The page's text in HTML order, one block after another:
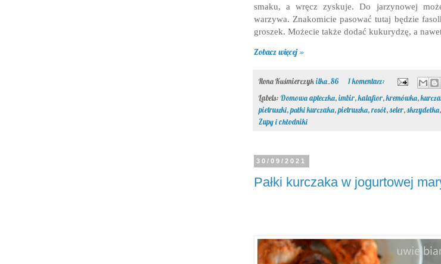
smaku, a wręcz zyskuje. Do jarzynowej
warzywa. Znakomicie pasować tutaj będzie
groszek. Możecie także dodać kukurydzę, a
Zobacz więcej »
Ilona Kuśmierczykilka_86
1 komentarz:
Labels: Domowa apteczka,imbir,kalafior,kremówka,
pietruszki,pałki kurczaka,pietruszka,rosół,seler,skrzydełka,
Zupy i chłodniki
30/09/2021
Pałki kurczaka w jogurtowej